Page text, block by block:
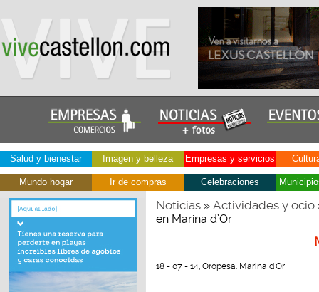
Salud y bienestar Imagen y belleza Empresas y servicios
Mundo hogar Ir de compras Celebraciones
Noticias» Actividades y ocio
en Marina d’Or
18 - 07 - 14, Oropesa. Marina d'Or